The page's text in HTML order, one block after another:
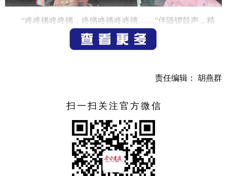
“咚咚锵咚咚锵，咚锵咚锵咚咚锵……”伴随锣鼓声，精
彩绝伦的传统元宵火热开场。孩子们在喜气洋洋的音乐中迈
区、共富学堂、轻创中心、合作公社、啤酒花园......这些网红
动场地装点得喜气洋洋，吸引了当地不少游客和老百姓的到
此次活动共设置了“领好券|兔年大吉开门礼”“猜灯谜|明月
花灯影相连”“汉服打卡|袨服华妆着处逢”“吃元宵|一碗汤圆瑞
气盈”“品美味|小饼如嚼月，中有酥与饴”五大系列主题活动。
责任编辑： 胡燕群
扫一扫关注官方微信